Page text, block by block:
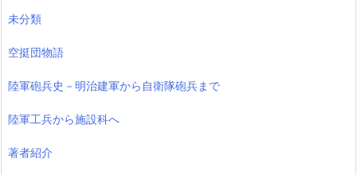
未分類
空挺団物語
陸軍砲兵史－明治建軍から自衛隊砲兵まで
陸軍工兵から施設科へ
著者紹介